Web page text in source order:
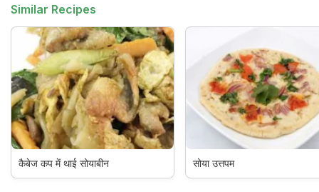
Similar Recipes
कैबेज कप में थाई सोयाबीन सोया उत्तपम